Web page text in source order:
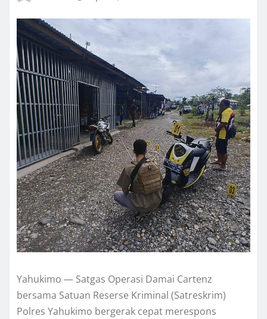
Yahukimo — Satgas Operasi Damai Cartenz
bersama Satuan Reserse Kriminal (Satreskrim)
Polres Yahukimo bergerak cepat merespons